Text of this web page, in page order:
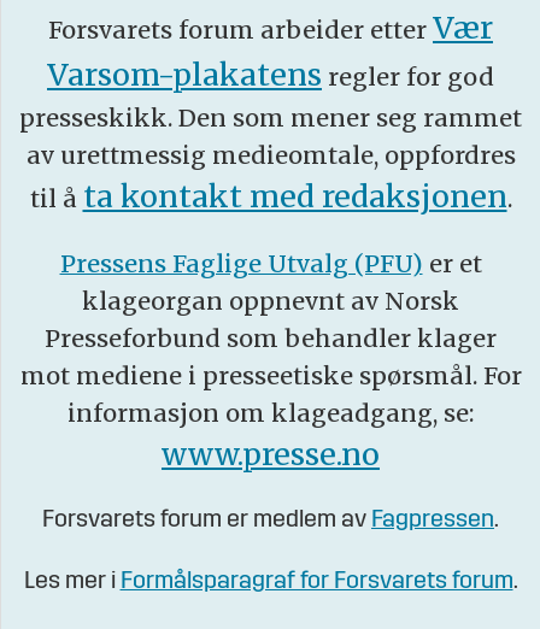
Forsvarets forum arbeider etter Vær
Varsom-plakatens regler for god
presseskikk. Den som mener seg rammet
av urettmessig medieomtale, oppfordres
til å ta kontakt med redaksjonen.
Pressens Faglige Utvalg (PFU) er et
klageorgan oppnevnt av Norsk
Presseforbund som behandler klager
mot mediene i presseetiske spørsmål. For
informasjon om klageadgang, se:
www.presse.no
Forsvarets forum er medlem av Fagpressen.
Les mer i Formålsparagraf for Forsvarets forum.